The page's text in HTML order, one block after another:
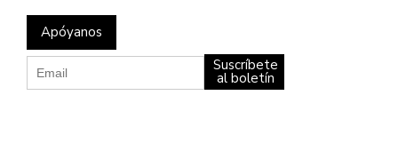
Apóyanos
Suscríbete
al boletín